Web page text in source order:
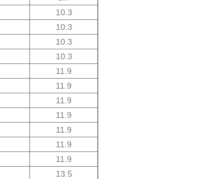
10.3
10.3
10.3
10.3
11.9
11.9
11.9
11.9
11.9
11.9
11.9
13.5